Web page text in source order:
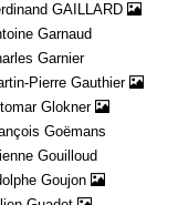
GAILLARD
Garnaud
Garnier
Pierre Gauthier
Glokner
Goëmans
Gouilloud
Goujon